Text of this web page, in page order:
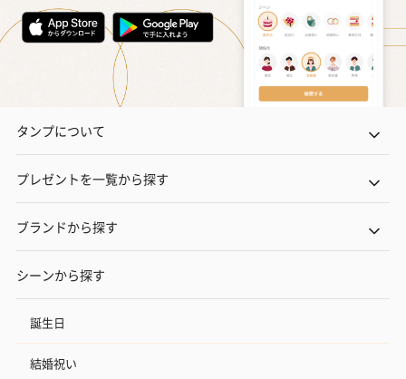
タンプについて
プレゼントを一覧から探す
ブランドから探す
シーンから探す
誕生日
結婚祝い